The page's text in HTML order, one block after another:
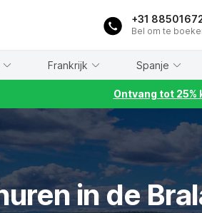
+31
Bel om te
Frankrijk Spanje
Ontvang tot 25%
in de